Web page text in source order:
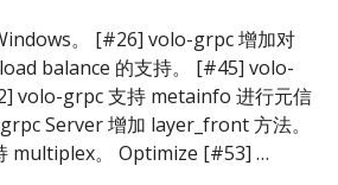
。 [#26] volo-grpc 增加对
balance 的支持。 [#45] volo-
volo-grpc 支持 metainfo 进行元信
Server 增加 layer_front 方法。
multiplex。 Optimize [#53] …